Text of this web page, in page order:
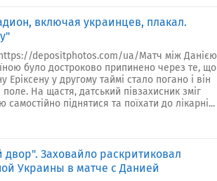
включая украинцев, плакал.
depositphotos.com/ua/Матч між Данією
було достроково припинено через те, що
Еріксену у другому таймі стало погано і він
На щастя, датський півзахисник зміг
самостійно піднятися та поїхати до лікарні...
Заховайло раскритиковал
Украины в матче с Данией